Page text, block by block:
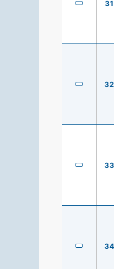
31
32
33
34